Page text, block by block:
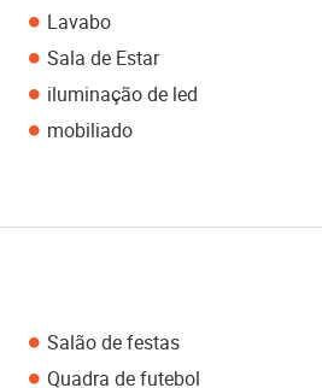
Lavabo
Sala de Estar
iluminação de led
mobiliado
Salão de festas
Quadra de futebol